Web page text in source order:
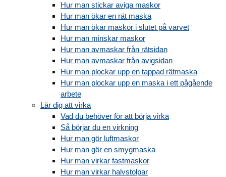
Hur man stickar aviga maskor
Hur man ökar en rät maska
Hur man ökar maskor i slutet på varvet
Hur man minskar maskor
Hur man avmaskar från rätsidan
Hur man avmaskar från avigsidan
Hur man plockar upp en tappad rätmaska
Hur man plockar upp en maska i ett pågående
arbete
Lär dig att virka
Vad du behöver för att börja virka
Så börjar du en virkning
Hur man gör luftmaskor
Hur man gör en smygmaska
Hur man virkar fastmaskor
Hur man virkar halvstolpar